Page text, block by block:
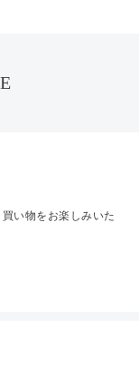
い物をお楽しみいた